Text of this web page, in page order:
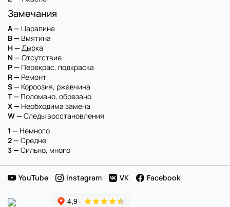
Замечания
A — Царапина
B — Вмятина
H — Дырка
N — Отсутствие
P — Перекрас, подкраска
R — Ремонт
S — Короозия, ржавчина
T — Поломано, обрезано
X — Необходима замена
W — Следы восстановления
1 — Немного
2 — Средне
3 — Сильно, много
YouTube Instagram VK Facebook